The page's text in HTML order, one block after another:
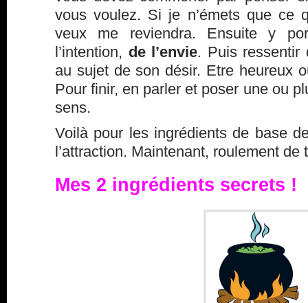
vous voulez. Si je n’émets que ce
veux me reviendra. Ensuite y
l’intention, de l’envie. Puis ressentir
au sujet de son désir. Etre heureux
Pour finir, en parler et poser une ou
sens.
Voilà pour les ingrédients de base
l’attraction. Maintenant, roulement
Mes 2 ingrédients secrets !